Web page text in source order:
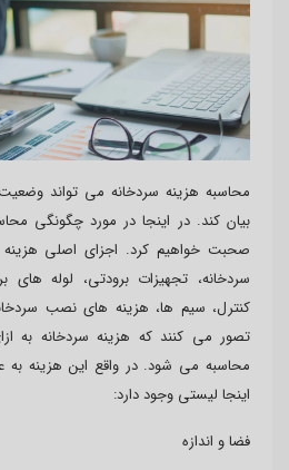
محاسبه هزینه سردخانه می تواند
بیان کند. در اینجا در مورد چگونگی
صحبت خواهیم کرد. اجزای اصلی
سردخانه، تجهیزات برودتی، لوله های
کنترل، سیم ها، هزینه های نصب
تصور می کنند که هزینه سردخانه به
محاسبه می شود. در واقع این هزینه به
اینجا لیستی وجود دارد:
فضا و اندازه